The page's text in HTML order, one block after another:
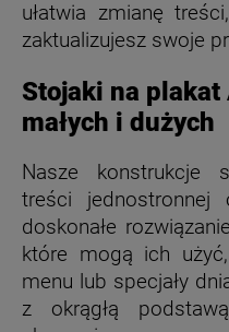
ułatwia zmianę
zaktualizujesz swoje
Stojaki na plakat
małych i dużych
Nasze konstrukcje
treści
doskonałe
które mogą ich
menu lub specjały
z okrągłą